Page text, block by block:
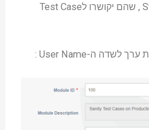
נמשיך עם יצירת ה- Steps , שהם יקושרו לTest Case